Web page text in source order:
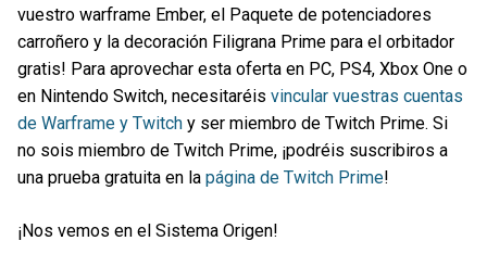
vuestro warframe Ember, el Paquete de potenciadores
carroñero y la decoración Filigrana Prime para el orbitador
gratis! Para aprovechar esta oferta en PC, PS4, Xbox One o
en Nintendo Switch, necesitaréis vincular vuestras cuentas
de Warframe y Twitch y ser miembro de Twitch Prime. Si
no sois miembro de Twitch Prime, ¡podréis suscribiros a
una prueba gratuita en la página de Twitch Prime!
¡Nos vemos en el Sistema Origen!